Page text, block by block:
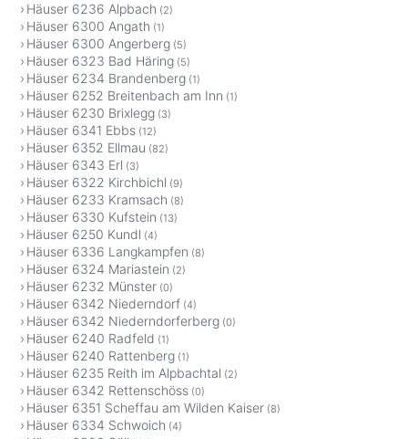
Häuser 6236 Alpbach (2)
Häuser 6300 Angath (1)
Häuser 6300 Angerberg (5)
Häuser 6323 Bad Häring (5)
Häuser 6234 Brandenberg (1)
Häuser 6252 Breitenbach am Inn (1)
Häuser 6230 Brixlegg (3)
Häuser 6341 Ebbs (12)
Häuser 6352 Ellmau (82)
Häuser 6343 Erl (3)
Häuser 6322 Kirchbichl (9)
Häuser 6233 Kramsach (8)
Häuser 6330 Kufstein (13)
Häuser 6250 Kundl (4)
Häuser 6336 Langkampfen (8)
Häuser 6324 Mariastein (2)
Häuser 6232 Münster (0)
Häuser 6342 Niederndorf (4)
Häuser 6342 Niederndorferberg (0)
Häuser 6240 Radfeld (1)
Häuser 6240 Rattenberg (1)
Häuser 6235 Reith im Alpbachtal (2)
Häuser 6342 Rettenschöss (0)
Häuser 6351 Scheffau am Wilden Kaiser (8)
Häuser 6334 Schwoich (4)